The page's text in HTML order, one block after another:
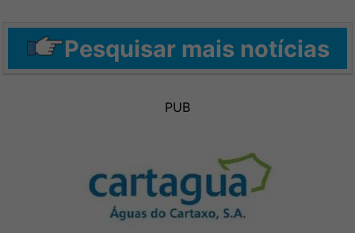
Pesquisar mais notícias
PUB